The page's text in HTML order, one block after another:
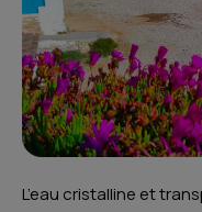
L’eau cristalline et